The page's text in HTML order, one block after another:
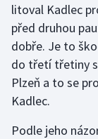
Rychlobruslení
Rychlostní
Sportovní
litoval Kadlec
před druhou
dobře. Je to
do třetí třetiny
Plzeň a to se
Kadlec.
Podle jeho